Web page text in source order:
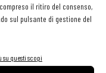
il ritiro del consenso,
sul pulsante di gestione del
su questi scopi